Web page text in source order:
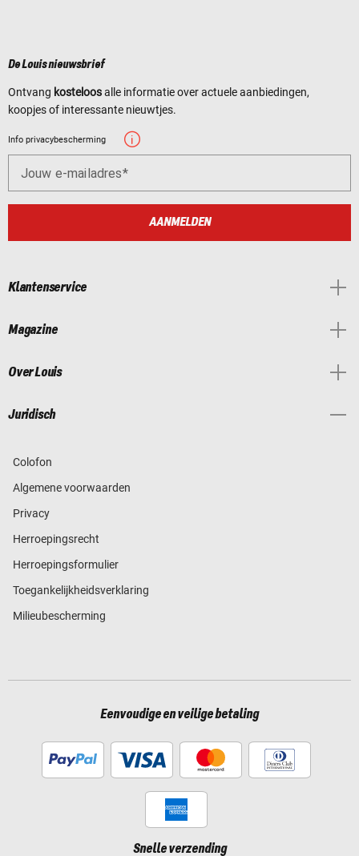
De Louis nieuwsbrief
Ontvang kosteloosalle informatie over actuele aanbiedingen,
koopjes of interessante nieuwtjes.
Info privacybescherming
Jouw e-mailadres
AANMELDEN
Klantenservice
Magazine
Over Louis
Juridisch
Colofon
Algemene voorwaarden
Privacy
Herroepingsrecht
Herroepingsformulier
Toegankelijkheidsverklaring
Milieubescherming
Eenvoudige en veilige betaling
Snelle verzending